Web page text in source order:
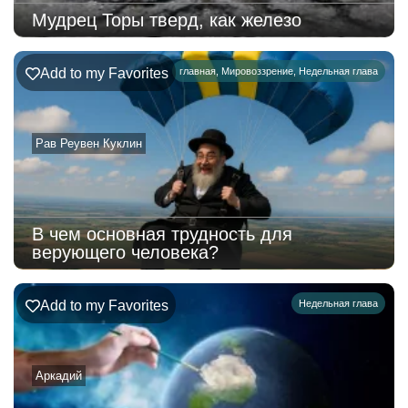
Мудрец Торы тверд, как железо
главная, Мировоззрение, Недельная глава
Рав Реувен Куклин
Add to my Favorites
В чем основная трудность для
верующего человека?
Недельная глава
Аркадий
Add to my Favorites